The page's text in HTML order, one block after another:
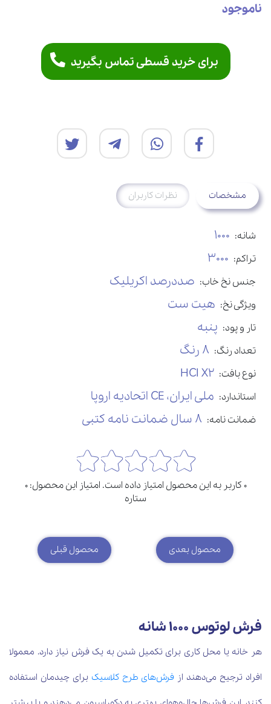
ناموجود
برای خرید قسطی تماس بگیرید
مشخصات نظرات کاربران
شانه: 1000
تراکم: 3000
جنس نخ خاب: صددرصد اکریلیک
ویژگی نخ: هیت ست
تار و پود: پنبه
تعداد رنگ: 8 رنگ
نوع بافت: HCI X2
استاندارد: ملی ایران، CE اتحادیه اروپا
ضمانت نامه: 8 سال ضمانت نامه کتبی
0 کاربر به این محصول امتیاز داده است. امتیاز این محصول: 0
ستاره
محصول بعدی محصول قبلی
فرش لوتوس 1000 شانه
هر خانه یا محل کاری برای تکمیل شدن به یک فرش نیاز دارد. معمولا
افراد ترجیح می‌دهند از فرش‌های طرح کلاسیکبرای چیدمان استفاده